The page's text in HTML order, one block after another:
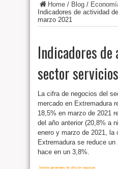
Home / Blog /
Indicadores de actividad
marzo 2021
Indicadores
sector
La cifra de negocios del
mercado en Extremadura
18,5% en marzo de 2021
del año anterior (20,8% a
enero y marzo de 2021, la
Extremadura se reduce
hace en un 3,8%.